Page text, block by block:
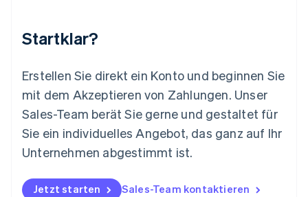
Startklar?
Erstellen Sie direkt ein Konto und beginnen Sie
mit dem Akzeptieren von Zahlungen. Unser
Sales-Team berät Sie gerne und gestaltet für
Sie ein individuelles Angebot, das ganz auf Ihr
Unternehmen abgestimmt ist.
Jetzt starten Sales-Team kontaktieren
Mexiko
English
Niederlande
Nederlands English
Norwegen
English
Österreich
Polen
English